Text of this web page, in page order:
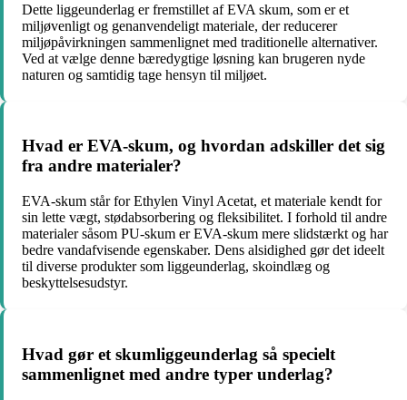
Dette liggeunderlag er fremstillet af EVA skum, som er et
miljøvenligt og genanvendeligt materiale, der reducerer
miljøpåvirkningen sammenlignet med traditionelle alternativer.
Ved at vælge denne bæredygtige løsning kan brugeren nyde
naturen og samtidig tage hensyn til miljøet.
Hvad er EVA-skum, og hvordan adskiller det sig
fra andre materialer?
EVA-skum står for Ethylen Vinyl Acetat, et materiale kendt for
sin lette vægt, stødabsorbering og fleksibilitet. I forhold til andre
materialer såsom PU-skum er EVA-skum mere slidstærkt og har
bedre vandafvisende egenskaber. Dens alsidighed gør det ideelt
til diverse produkter som liggeunderlag, skoindlæg og
beskyttelsesudstyr.
Hvad gør et skumliggeunderlag så specielt
sammenlignet med andre typer underlag?